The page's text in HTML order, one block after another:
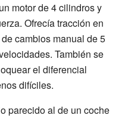
motor de 4 cilindros y
Ofrecía tracción en
cambios manual de 5
También se
el diferencial
difíciles.
parecido al de un coche